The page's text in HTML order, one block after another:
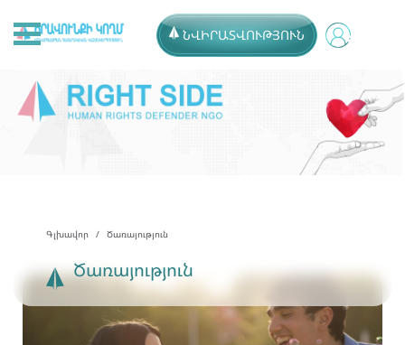
ՆՎԻՐԱՏՎՈՒԹՅՈՒՆ
Գլխավոր Ծառայություն
Ծառայություն